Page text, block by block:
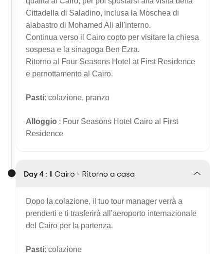
Cittadella di Saladino, inclusa la Moschea di
alabastro di Mohamed Ali all'interno.
Continua verso il Cairo copto per visitare la chiesa
sospesa e la sinagoga Ben Ezra.
Ritorno al Four Seasons Hotel at First Residence
e pernottamento al Cairo.
Pasti: colazione, pranzo
Alloggio : Four Seasons Hotel Cairo al First
Residence
Day 4 : Il Cairo - Ritorno a casa
Dopo la colazione, il tuo tour manager verrà a
prenderti e ti trasferirà all'aeroporto internazionale
del Cairo per la partenza.
Pasti: colazione